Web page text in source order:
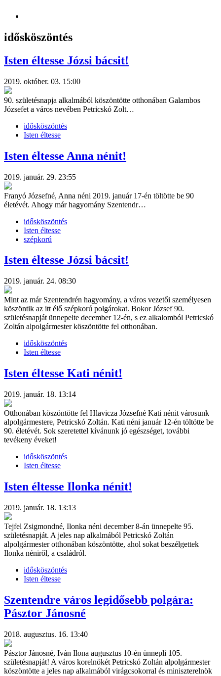
idősköszöntés
Isten éltesse Józsi bácsit!
2019. október. 03. 15:00
90. születésnapja alkalmából köszöntötte otthonában Galambos
Józsefet a város nevében Petricskó Zolt…
idősköszöntés
Isten éltesse
Isten éltesse Anna nénit!
2019. január. 29. 23:55
Franyó Józsefné, Anna néni 2019. január 17-én töltötte be 90
életévét. Ahogy már hagyomány Szentendr…
idősköszöntés
Isten éltesse
szépkorú
Isten éltesse Józsi bácsit!
2019. január. 24. 08:30
Mint az már Szentendrén hagyomány, a város vezetői személyesen
köszöntik az itt élő szépkorú polgárokat. Bokor József 90.
születésnapját ünnepelte december 12-én, s ez alkalomból Petricskó
Zoltán alpolgármester köszöntötte fel otthonában.
idősköszöntés
Isten éltesse
Isten éltesse Kati nénit!
2019. január. 18. 13:14
Otthonában köszöntötte fel Hlavicza Józsefné Kati nénit városunk
alpolgármestere, Petricskó Zoltán. Kati néni január 12-én töltötte be
90. életévét. Sok szeretettel kívánunk jó egészséget, további
tevékeny éveket!
idősköszöntés
Isten éltesse
Isten éltesse Ilonka nénit!
2019. január. 18. 13:13
Tejfel Zsigmondné, Ilonka néni december 8-án ünnepelte 95.
születésnapját. A jeles nap alkalmából Petricskó Zoltán
alpolgármester otthonában köszöntötte, ahol sokat beszélgettek
Ilonka néniről, a családról.
idősköszöntés
Isten éltesse
Szentendre város legidősebb polgára:
Pásztor Jánosné
2018. augusztus. 16. 13:40
Pásztor Jánosné, Iván Ilona augusztus 10-én ünnepli 105.
születésnapját! A város korelnökét Petricskó Zoltán alpolgármester
köszöntötte a jeles nap alkalmából virágcsokorral és miniszterelnök